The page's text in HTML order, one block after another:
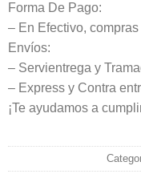
Forma De Pago:
– En Efectivo,
Envíos:
– Servientrega y
– Express y Contra
¡Te ayudamos a